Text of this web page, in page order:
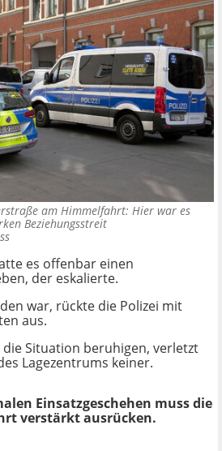
am Himmelfahrt: Hier war es
Beziehungsstreit
es offenbar einen
der eskalierte.
war, rückte die Polizei mit
aus.
Situation beruhigen, verletzt
Lagezentrums keiner.
Einsatzgeschehen muss die
verstärkt ausrücken.